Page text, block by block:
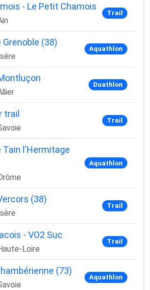
- Le Petit Chamois
Trail
(38)
Aquathlon
Duathlon
trail
Trail
Tain l'Hermitage
Aquathlon
(38)
Trail
- VO2 Suc
Loire
Trail
(73)
Aquathlon